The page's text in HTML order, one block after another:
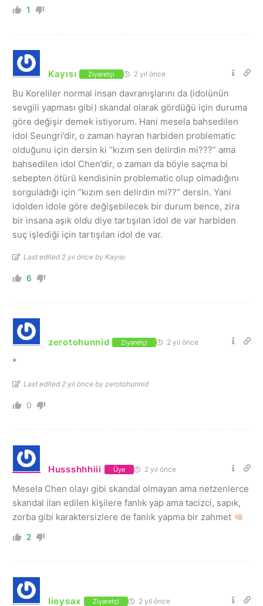
1
Kayısı Ziyaretçi 2 yıl önce
Bu Koreliler normal insan davranışlarını da (idolünün
sevgili yapması gibi) skandal olarak gördüğü için duruma
göre değişir demek istiyorum. Hani mesela bahsedilen
idol Seungri’dir, o zaman hayran harbiden problematic
olduğunu için dersin ki “kızım sen delirdin mi???” ama
bahsedilen idol Chen’dir, o zaman da böyle saçma bi
sebepten ötürü kendisinin problematic olup olmadığını
sorguladığı için “kızım sen delirdin mi??” dersin. Yani
idolden idole göre değişebilecek bir durum bence, zira
bir insana aşık oldu diye tartışılan idol de var harbiden
suç işlediği için tartışılan idol de var.
Last edited 2 yıl önce by Kayısı
6
zerotohunnid Ziyaretçi 2 yıl önce
*
Last edited 2 yıl önce by zerotohunnid
0
Hussshhhiii Üye 2 yıl önce
Mesela Chen olayı gibi skandal olmayan ama netzenlerce
skandal ilan edilen kişilere fanlık yap ama tacizci, sapık,
zorba gibi karaktersizlere de fanlık yapma bir zahmet
2
lieysax Ziyaretçi 2 yıl önce